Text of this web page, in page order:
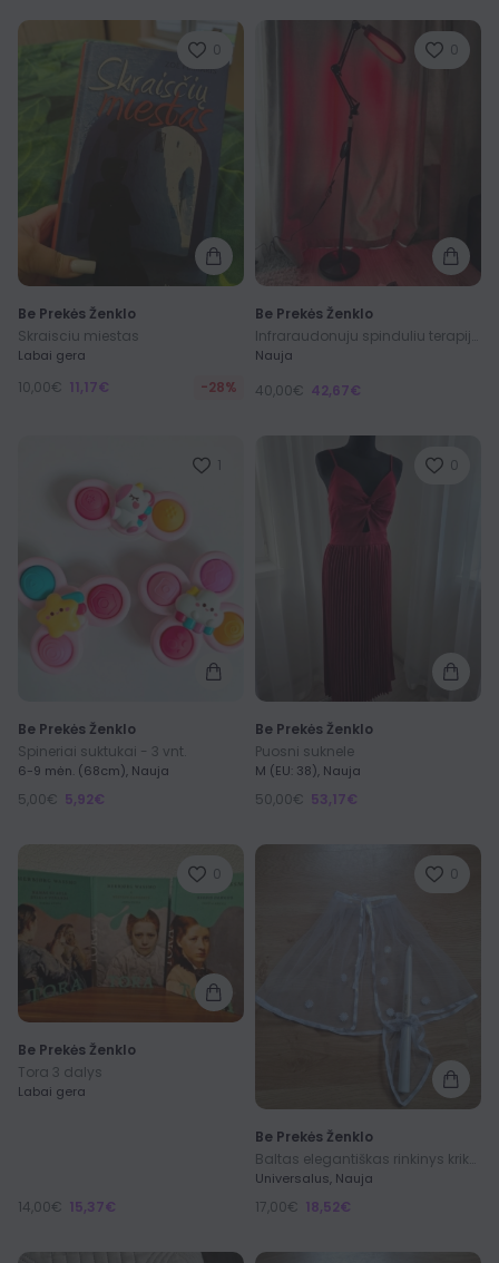
0
Be Prekės Ženklo
Skraisciu miestas
Labai gera
10,00€ 11,17€ -28%
0
Be Prekės Ženklo
Nauja
40,00€ 42,67€
1
Be Prekės Ženklo
Spineriai suktukai - 3 vnt.
6-9 mėn. (68cm), Nauja
5,00€ 5,92€
0
Be Prekės Ženklo
Puosni suknele
M (EU: 38), Nauja
50,00€ 53,17€
0
Be Prekės Ženklo
Tora 3 dalys
Labai gera
14,00€ 15,37€
0
Be Prekės Ženklo
Universalus, Nauja
17,00€ 18,52€